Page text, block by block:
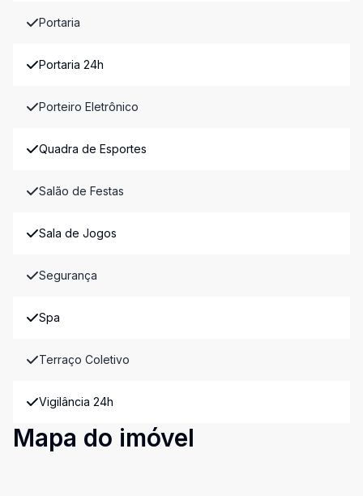
Portaria
Portaria 24h
Porteiro Eletrônico
Quadra de Esportes
Salão de Festas
Sala de Jogos
Segurança
Spa
Terraço Coletivo
Vigilância 24h
Mapa do imóvel